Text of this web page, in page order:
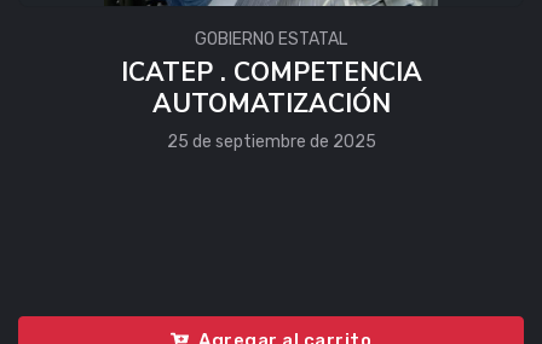
GOBIERNO ESTATAL
ICATEP . COMPETENCIA
AUTOMATIZACIÓN
25 de septiembre de 2025